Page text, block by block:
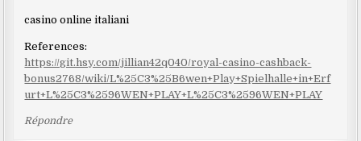
casino online italiani
References:
https://git.hsy.com/jillian42q040/royal-casino-cashback-
bonus2768/wiki/L%25C3%25B6wen+Play+Spielhalle+in+Erf
urt+L%25C3%2596WEN+PLAY+L%25C3%2596WEN+PLAY
Répondre